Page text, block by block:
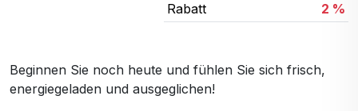
Rabatt
2 %
Beginnen Sie noch heute und fühlen Sie sich frisch,
energiegeladen und ausgeglichen!